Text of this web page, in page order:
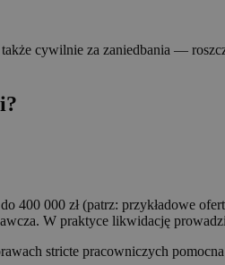
cywilnie za zaniedbania —
400 000 zł (patrz: przykładowe
W praktyce likwidację
stricte pracowniczych